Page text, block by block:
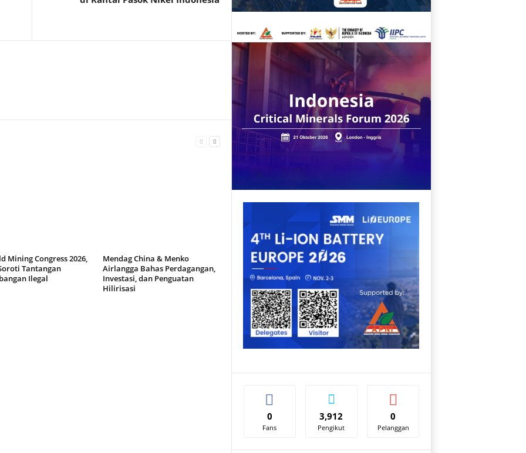
Mining Congress 2026,
Tantangan
Ilegal
Mendag China & Menko
Airlangga Bahas Perdagangan,
Investasi, dan Penguatan
Hilirisasi
0
Fans
3,912
Pengikut
0
Pelanggan